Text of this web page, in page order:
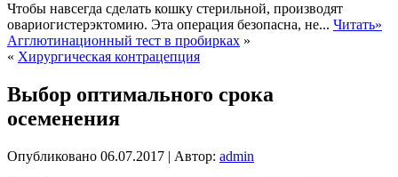
Чтобы навсегда сделать кошку стерильной, производят
овариогистерэктомию. Эта операция безопасна, не... Читать»
Агглютинационный тест в пробирках »
« Хирургическая контрацепция
Выбор оптимального срока
осеменения
Опубликовано 06.07.2017 | Автор: admin